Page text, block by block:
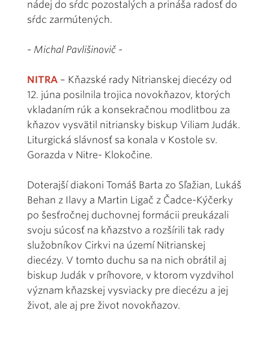
nádej do sŕdc pozostalých a prináša radosť do
sŕdc zarmútených.
- Michal Pavlišinovič -
NITRA – Kňazské rady Nitrianskej diecézy od
12. júna posilnila trojica novokňazov, ktorých
vkladaním rúk a konsekračnou modlitbou za
kňazov vysvätil nitriansky biskup Viliam Judák.
Liturgická slávnosť sa konala v Kostole sv.
Gorazda v Nitre- Klokočine.
Doterajší diakoni Tomáš Barta zo Sľažian, Lukáš
Behan z Ilavy a Martin Ligač z Čadce-Kýčerky
po šesťročnej duchovnej formácii preukázali
svoju súcosť na kňazstvo a rozšírili tak rady
služobníkov Cirkvi na území Nitrianskej
diecézy. V tomto duchu sa na nich obrátil aj
biskup Judák v príhovore, v ktorom vyzdvihol
význam kňazskej vysviacky pre diecézu a jej
život, ale aj pre život novokňazov.